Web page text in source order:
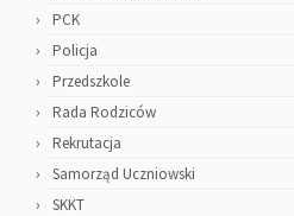
PCK
Policja
Przedszkole
Rada Rodziców
Rekrutacja
Samorząd Uczniowski
SKKT